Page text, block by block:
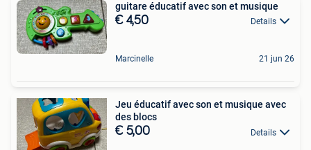
guitare éducatif avec son et musique
€ 4,50 Details
Marcinelle 21 jun 26
Jeu éducatif avec son et musique avec
des blocs
€ 5,00 Details